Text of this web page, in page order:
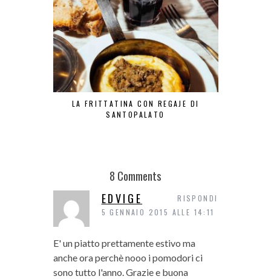
LA FRITTATINA CON REGAJE DI
SANTOPALATO
8 Comments
EDVIGE
5 GENNAIO 2015 ALLE 14:11
E' un piatto prettamente estivo ma
anche ora perchè nooo i pomodori ci
sono tutto l'anno. Grazie e buona
RISPONDI